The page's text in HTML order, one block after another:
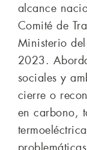
alcance
Comité de
Ministerio
2023.
sociales y
cierre o
en carbono,